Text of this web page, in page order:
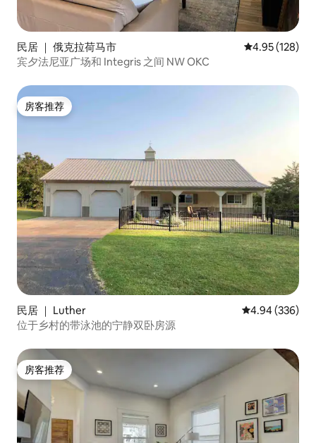
民居 ｜ 俄克拉荷马市 平均评分 4.95
4.95 (128)
宾夕法尼亚广场和 Integris 之间 NW OKC
房客推荐
房客推荐
民居 ｜ Luther 平均评分 4.94
4.94 (336)
位于乡村的带泳池的宁静双卧房源
房客推荐
房客推荐